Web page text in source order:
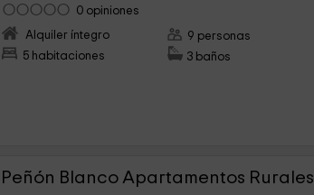
0 opiniones
Alquiler íntegro
5 habitaciones
9 personas
3 baños
Peñón Blanco Apartamentos Rurales